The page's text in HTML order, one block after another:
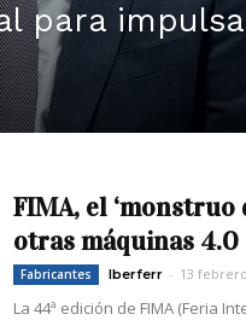
para
FIMA, el
otras máquinas 4.0
Fabricantes Iberferr - 13
La 44ª edición de FIMA (Feria